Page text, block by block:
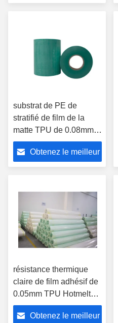
substrat de PE de
stratifié de film de la
matte TPU de 0.08mm
pour l'habillement
Obtenez le meilleur
résistance thermique
claire de film adhésif de
0.05mm TPU Hotmelt
pour le tissu de textile
Obtenez le meilleur